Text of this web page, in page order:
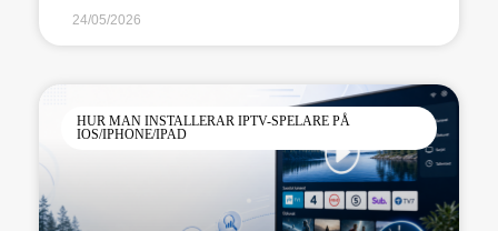
24/05/2026
HUR MAN INSTALLERAR IPTV-SPELARE PÅ
IOS/IPHONE/IPAD